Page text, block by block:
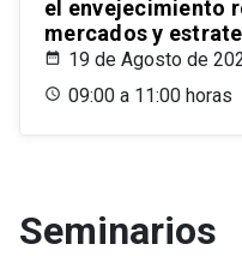
el envejecimiento
mercados y
19 de Agosto de
09:00 a 11:00 horas
Seminarios